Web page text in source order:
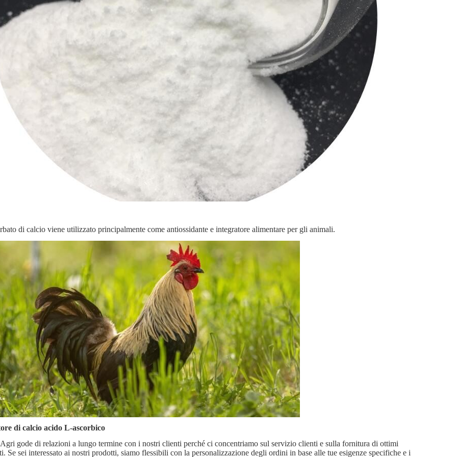
di calcio viene utilizzato principalmente come antiossidante e integratore alimentare per gli animali.
di calcio acido L-ascorbico
gode di relazioni a lungo termine con i nostri clienti perché ci concentriamo sul servizio clienti e sulla fornitura di ottimi
Se sei interessato ai nostri prodotti, siamo flessibili con la personalizzazione degli ordini in base alle tue esigenze specifiche e i